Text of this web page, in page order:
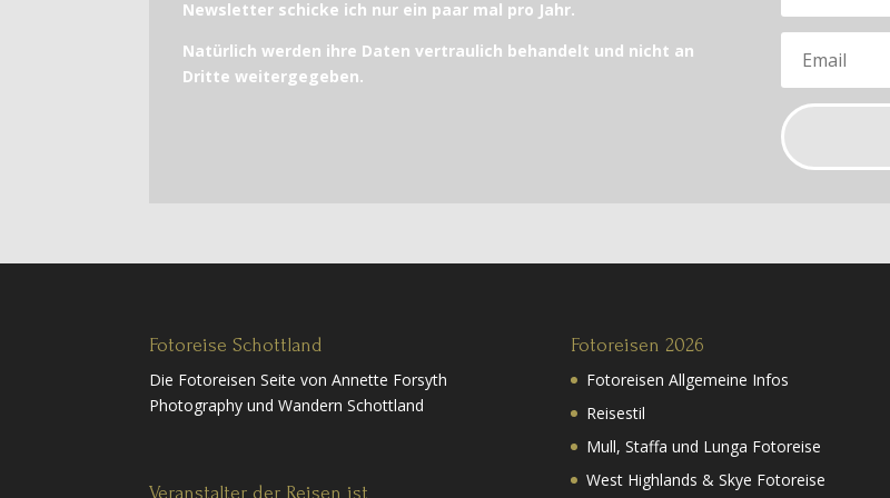
Newsletter schicke ich nur ein paar mal pro Jahr.
Natürlich werden ihre Daten vertraulich behandelt und nicht an
Dritte weitergegeben.
Fotoreise Schottland
Die Fotoreisen Seite von Annette Forsyth
Photography und Wandern Schottland
Veranstalter der Reisen ist
Fotoreisen 2026
Fotoreisen Allgemeine Infos
Reisestil
Mull, Staffa und Lunga Fotoreise
West Highlands & Skye Fotoreise